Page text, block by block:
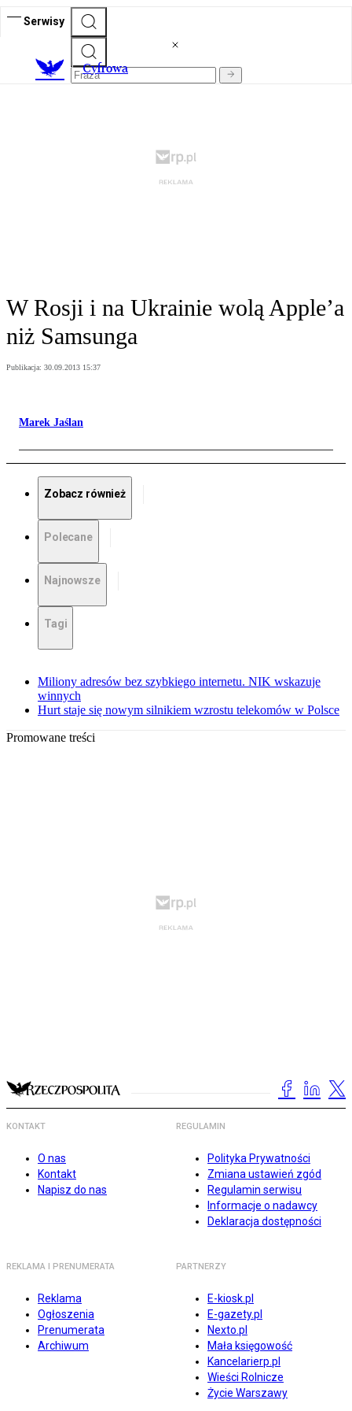
Serwisy
Cyfrowa
W Rosji i na Ukrainie wolą Apple’a
niż Samsunga
Publikacja: 30.09.2013 15:37
Marek Jaślan
Zobacz również
Polecane
Najnowsze
Tagi
Miliony adresów bez szybkiego internetu. NIK wskazuje
winnych
Hurt staje się nowym silnikiem wzrostu telekomów w Polsce
Promowane treści
KONTAKT
O nas
Kontakt
Napisz do nas
REGULAMIN
Polityka Prywatności
Zmiana ustawień zgód
Regulamin serwisu
Informacje o nadawcy
Deklaracja dostępności
REKLAMA I PRENUMERATA
Reklama
Ogłoszenia
Prenumerata
Archiwum
PARTNERZY
E-kiosk.pl
E-gazety.pl
Nexto.pl
Mała księgowość
Kancelarierp.pl
Wieści Rolnicze
Życie Warszawy